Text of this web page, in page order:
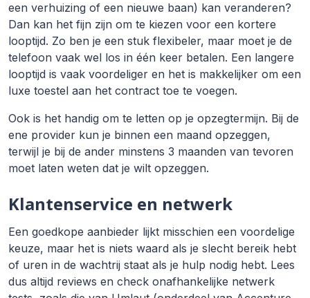
een verhuizing of een nieuwe baan) kan veranderen?
Dan kan het fijn zijn om te kiezen voor een kortere
looptijd. Zo ben je een stuk flexibeler, maar moet je de
telefoon vaak wel los in één keer betalen. Een langere
looptijd is vaak voordeliger en het is makkelijker om een
luxe toestel aan het contract toe te voegen.
Ook is het handig om te letten op je opzegtermijn. Bij de
ene provider kun je binnen een maand opzeggen,
terwijl je bij de ander minstens 3 maanden van tevoren
moet laten weten dat je wilt opzeggen.
Klantenservice en netwerk
Een goedkope aanbieder lijkt misschien een voordelige
keuze, maar het is niets waard als je slecht bereik hebt
of uren in de wachtrij staat als je hulp nodig hebt. Lees
dus altijd reviews en check onafhankelijke netwerk